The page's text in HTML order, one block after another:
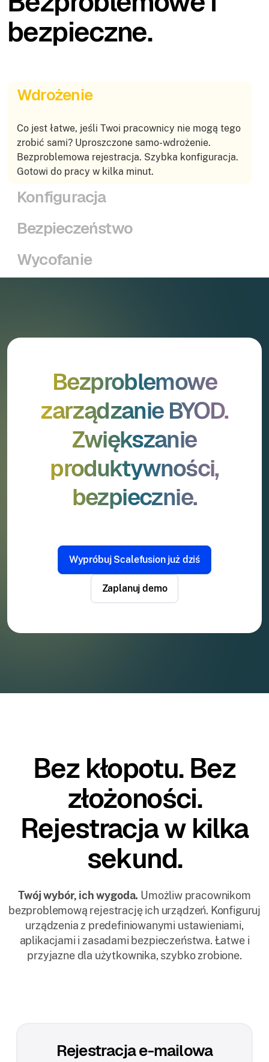
bezpieczne.
Wdrożenie
Co jest łatwe, jeśli Twoi pracownicy nie mogą tego
zrobić sami? Uproszczone samo-wdrożenie.
Bezproblemowa rejestracja. Szybka konfiguracja.
Gotowi do pracy w kilka minut.
Konfiguracja
Bezpieczeństwo
Wycofanie
Bezproblemowe
zarządzanie BYOD.
Zwiększanie
produktywności,
bezpiecznie.
Wypróbuj Scalefusion już dziś
Zaplanuj demo
Bez kłopotu. Bez
złożoności.
Rejestracja w kilka
sekund.
Twój wybór, ich wygoda. Umożliw pracownikom
bezproblemową rejestrację ich urządzeń. Konfiguruj
urządzenia z predefiniowanymi ustawieniami,
aplikacjami i zasadami bezpieczeństwa. Łatwe i
przyjazne dla użytkownika, szybko zrobione.
Rejestracja e-mailowa